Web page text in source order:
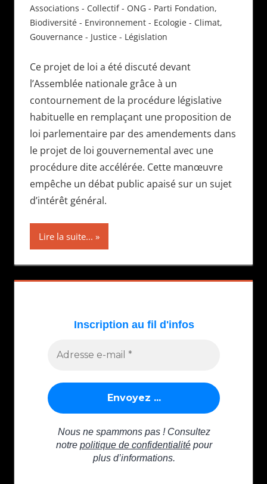
Associations - Collectif - ONG - Parti Fondation,
Biodiversité - Environnement - Ecologie - Climat,
Gouvernance - Justice - Législation
Ce projet de loi a été discuté devant
l’Assemblée nationale grâce à un
contournement de la procédure législative
habituelle en remplaçant une proposition de
loi parlementaire par des amendements dans
le projet de loi gouvernemental avec une
procédure dite accélérée. Cette manœuvre
empêche un débat public apaisé sur un sujet
d’intérêt général.
Lire la suite...